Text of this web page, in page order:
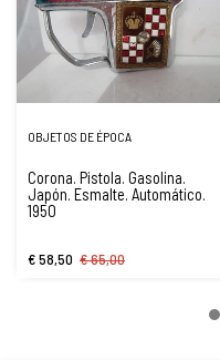
OBJETOS DE ÉPOCA
Corona. Pistola. Gasolina.
Japón. Esmalte. Automático.
1950
€ 58,50 € 65,00